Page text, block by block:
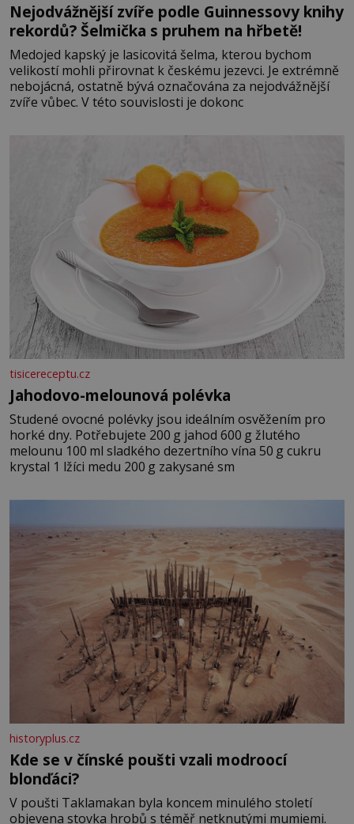
Nejodvážnější zvíře podle Guinnessovy knihy
rekordů? Šelmička s pruhem na hřbetě!
Medojed kapský je lasicovitá šelma, kterou bychom
velikostí mohli přirovnat k českému jezevci. Je extrémně
nebojácná, ostatně bývá označována za nejodvážnější
zvíře vůbec. V této souvislosti je dokonc
tisicereceptu.cz
Jahodovo-melounová polévka
Studené ovocné polévky jsou ideálním osvěžením pro
horké dny. Potřebujete 200 g jahod 600 g žlutého
melounu 100 ml sladkého dezertního vína 50 g cukru
krystal 1 lžíci medu 200 g zakysané sm
historyplus.cz
Kde se v čínské poušti vzali modroocí
blonďáci?
V poušti Taklamakan byla koncem minulého století
objevena stovka hrobů s téměř netknutými mumiemi.